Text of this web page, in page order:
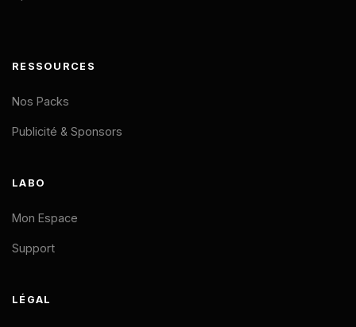
RESSOURCES
Nos Packs
Publicité & Sponsors
LABO
Mon Espace
Support
LÉGAL